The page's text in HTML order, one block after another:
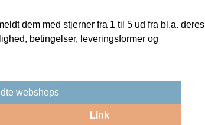
dem med stjerner fra 1 til 5 ud fra bl.a. deres
betingelser, leveringsformer og
webshops
Link